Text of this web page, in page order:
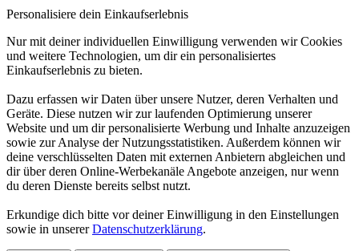
Personalisiere dein Einkaufserlebnis
Nur mit deiner individuellen Einwilligung verwenden wir Cookies
und weitere Technologien, um dir ein personalisiertes
Einkaufserlebnis zu bieten.
Dazu erfassen wir Daten über unsere Nutzer, deren Verhalten und
Geräte. Diese nutzen wir zur laufenden Optimierung unserer
Website und um dir personalisierte Werbung und Inhalte anzuzeigen
sowie zur Analyse der Nutzungsstatistiken. Außerdem können wir
deine verschlüsselten Daten mit externen Anbietern abgleichen und
dir über deren Online-Werbekanäle Angebote anzeigen, nur wenn
du deren Dienste bereits selbst nutzt.
Erkundige dich bitte vor deiner Einwilligung in den Einstellungen
sowie in unsererDatenschutzerklärung.